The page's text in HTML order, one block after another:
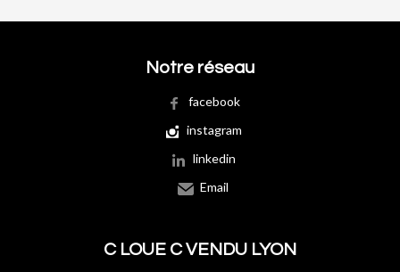
Notre réseau
facebook
instagram
linkedin
Email
C LOUE C VENDU LYON